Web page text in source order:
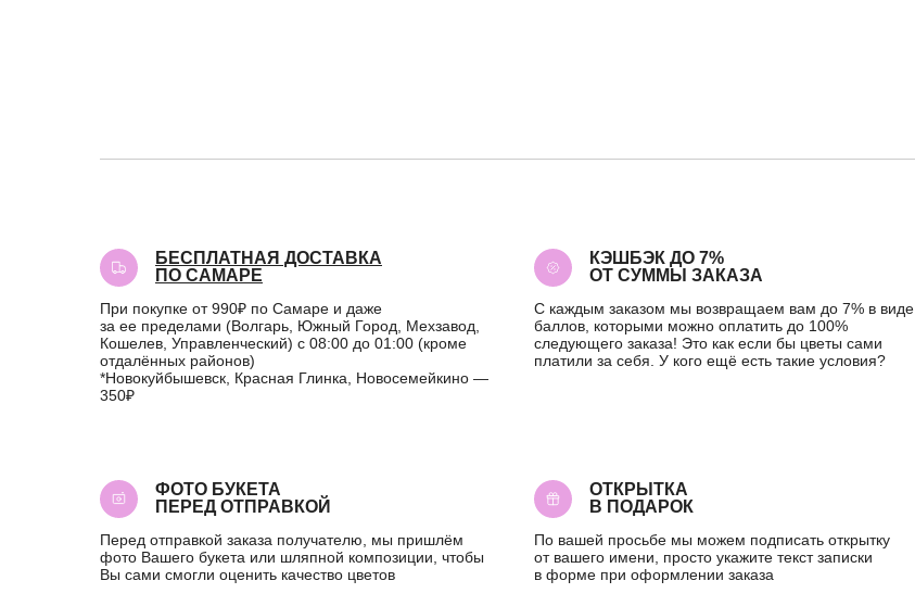
БЕСПЛАТНАЯ ДОСТАВКА
ПО САМАРЕ
При покупке от 990₽ по Самаре и даже
за ее пределами (Волгарь, Южный Город, Мехзавод,
Кошелев, Управленческий) с 08:00 до 01:00 (кроме
отдалённых районов)
*Новокуйбышевск, Красная Глинка, Новосемейкино —
350₽
КЭШБЭК ДО 7%
ОТ СУММЫ ЗАКАЗА
С каждым заказом мы возвращаем вам до 7% в виде
баллов, которыми можно оплатить до 100%
следующего заказа! Это как если бы цветы сами
платили за себя. У кого ещё есть такие условия?
ФОТО БУКЕТА
ПЕРЕД ОТПРАВКОЙ
Перед отправкой заказа получателю, мы пришлём
фото Вашего букета или шляпной композиции, чтобы
Вы сами смогли оценить качество цветов
ОТКРЫТКА
В ПОДАРОК
По вашей просьбе мы можем подписать открытку
от вашего имени, просто укажите текст записки
в форме при оформлении заказа